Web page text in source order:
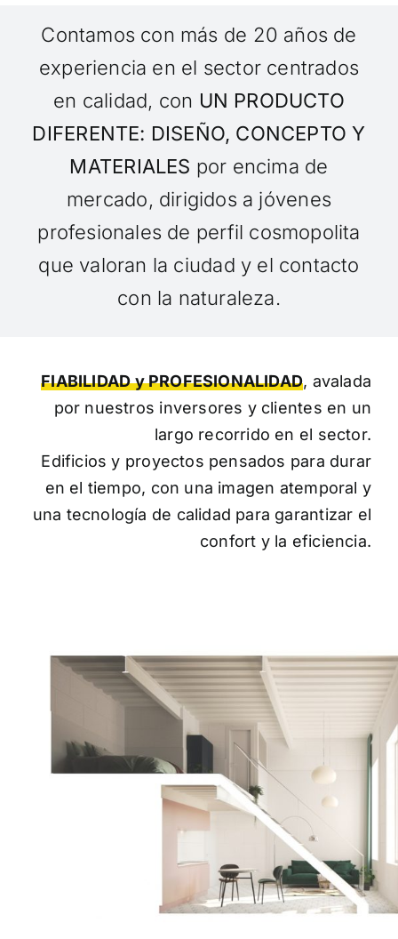
Contamos con más de 20 años de
experiencia en el sector centrados
en calidad, con UN PRODUCTO
DIFERENTE: DISEÑO, CONCEPTO Y
MATERIALES por encima de
mercado, dirigidos a jóvenes
profesionales de perfil cosmopolita
que valoran la ciudad y el contacto
con la naturaleza.
FIABILIDAD y PROFESIONALIDAD, avalada
por nuestros inversores y clientes en un
largo recorrido en el sector.
Edificios y proyectos pensados para durar
en el tiempo, con una imagen atemporal y
una tecnología de calidad para garantizar el
confort y la eficiencia.